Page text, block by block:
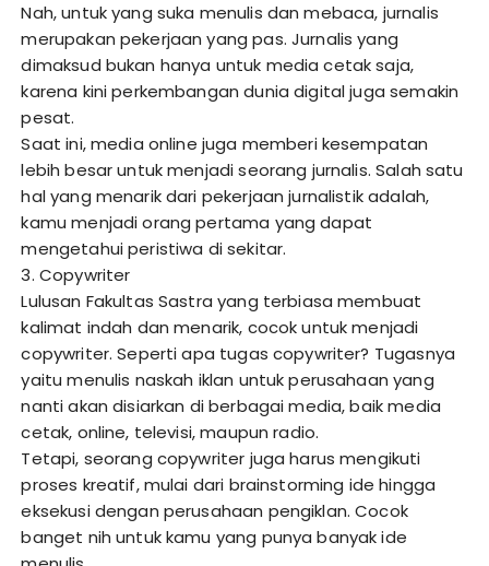
Nah, untuk yang suka menulis dan mebaca, jurnalis
merupakan pekerjaan yang pas. Jurnalis yang
dimaksud bukan hanya untuk media cetak saja,
karena kini perkembangan dunia digital juga semakin
pesat.
Saat ini, media online juga memberi kesempatan
lebih besar untuk menjadi seorang jurnalis. Salah satu
hal yang menarik dari pekerjaan jurnalistik adalah,
kamu menjadi orang pertama yang dapat
mengetahui peristiwa di sekitar.
3. Copywriter
Lulusan Fakultas Sastra yang terbiasa membuat
kalimat indah dan menarik, cocok untuk menjadi
copywriter. Seperti apa tugas copywriter? Tugasnya
yaitu menulis naskah iklan untuk perusahaan yang
nanti akan disiarkan di berbagai media, baik media
cetak, online, televisi, maupun radio.
Tetapi, seorang copywriter juga harus mengikuti
proses kreatif, mulai dari brainstorming ide hingga
eksekusi dengan perusahaan pengiklan. Cocok
banget nih untuk kamu yang punya banyak ide